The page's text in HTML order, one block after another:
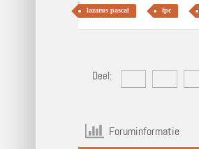
lazarus pascal fpc
Deel:
Foruminformatie